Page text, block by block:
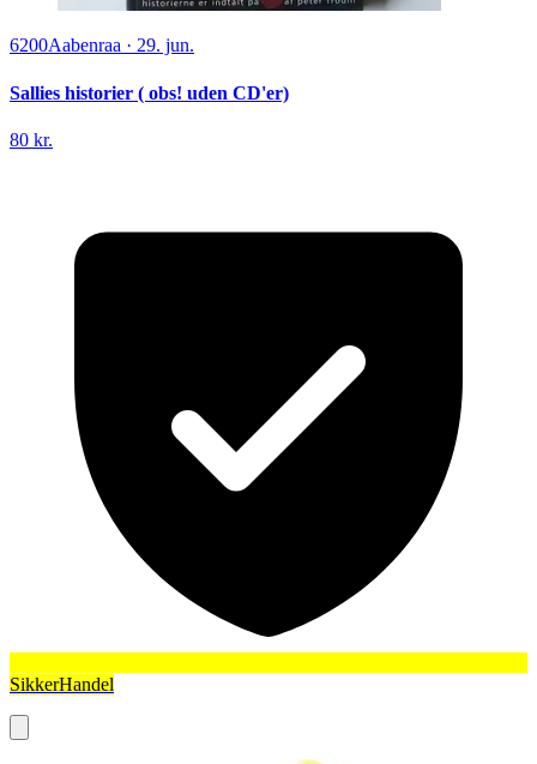
6200Aabenraa · 29. jun.
Sallies historier ( obs! uden CD'er)
80 kr.
SikkerHandel